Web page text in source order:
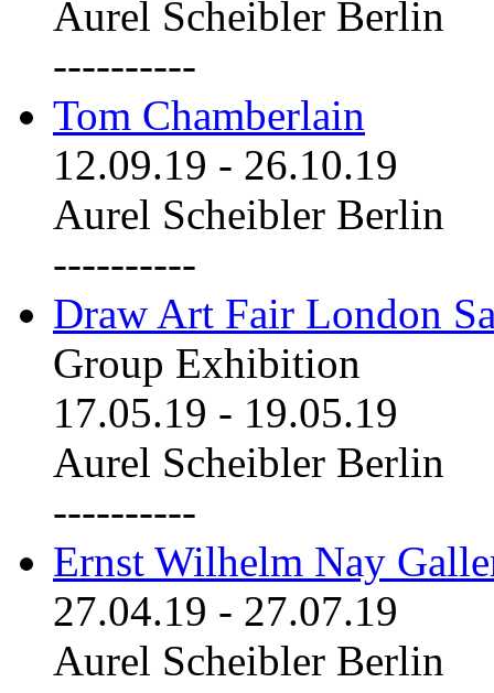
Aurel Scheibler Berlin
----------
Tom Chamberlain
12.09.19 - 26.10.19
Aurel Scheibler Berlin
----------
Draw Art Fair London
Group Exhibition
17.05.19 - 19.05.19
Aurel Scheibler Berlin
----------
Ernst Wilhelm Nay
27.04.19 - 27.07.19
Aurel Scheibler Berlin